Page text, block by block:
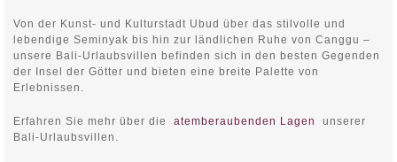
Von der Kunst- und Kulturstadt Ubud über das stilvolle und
lebendige Seminyak bis hin zur ländlichen Ruhe von Canggu –
unsere Bali-Urlaubsvillen befinden sich in den besten Gegenden
der Insel der Götter und bieten eine breite Palette von
Erlebnissen.
Erfahren Sie mehr über die atemberaubenden Lagen
unserer
Bali-Urlaubsvillen.